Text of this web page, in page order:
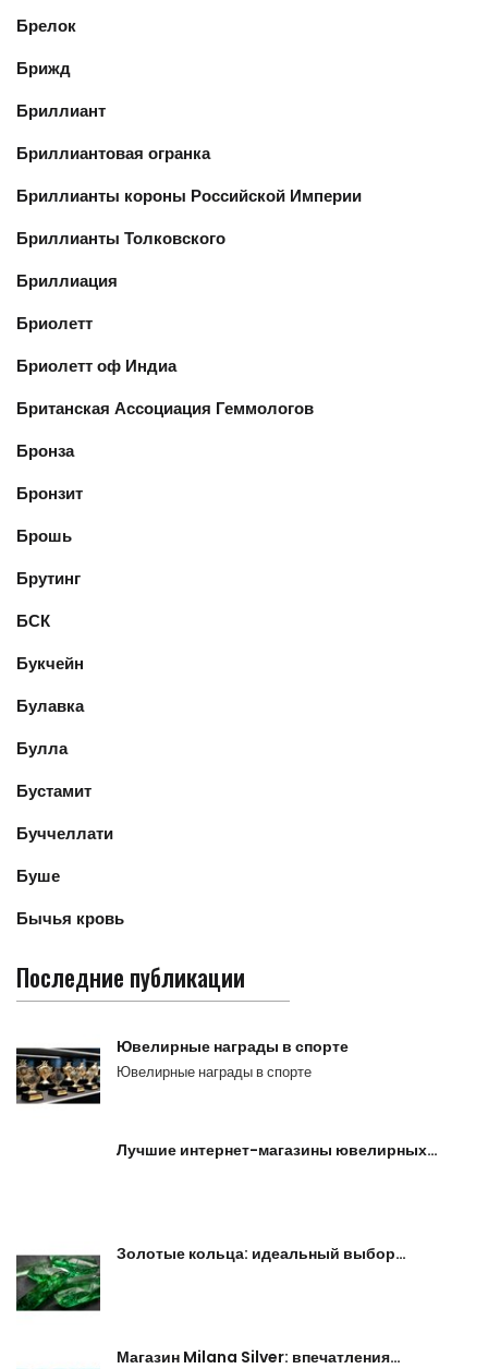
Брелок
Брижд
Бриллиант
Бриллиантовая огранка
Бриллианты короны Российской Империи
Бриллианты Толковского
Бриллиация
Бриолетт
Бриолетт оф Индиа
Британская Ассоциация Геммологов
Бронза
Бронзит
Брошь
Брутинг
БСК
Букчейн
Булавка
Булла
Бустамит
Буччеллати
Буше
Бычья кровь
Последние публикации
Ювелирные награды в спорте
Ювелирные награды в спорте
Лучшие интернет-магазины ювелирных…
Золотые кольца: идеальный выбор…
Магазин Milana Silver: впечатления…